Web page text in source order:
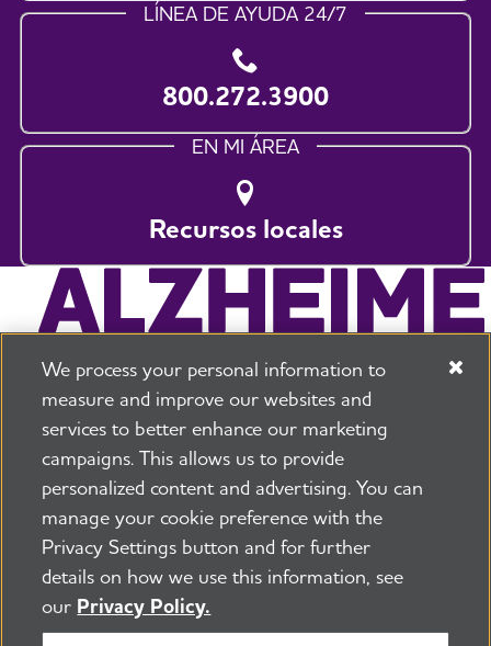
LÍNEA DE AYUDA 24/7
800.272.3900
EN MI ÁREA
Recursos locales
225 N Michigan Ave. Floor 17 Chicago, IL 60601
800.272.3900
Trabajos
Política de seguridad y privacidad
Términos de uso Sala de prensa Transparencia
Contáctenos
©2026 Alzheimer's Association ®
Todos los derechos son reservados
We process your personal information to
measure and improve our websites and
services to better enhance our marketing
campaigns. This allows us to provide
personalized content and advertising. You can
manage your cookie preference with the
Privacy Settings button and for further
details on how we use this information, see
our Privacy Policy.